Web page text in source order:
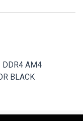
DDR4 AM4
BLACK